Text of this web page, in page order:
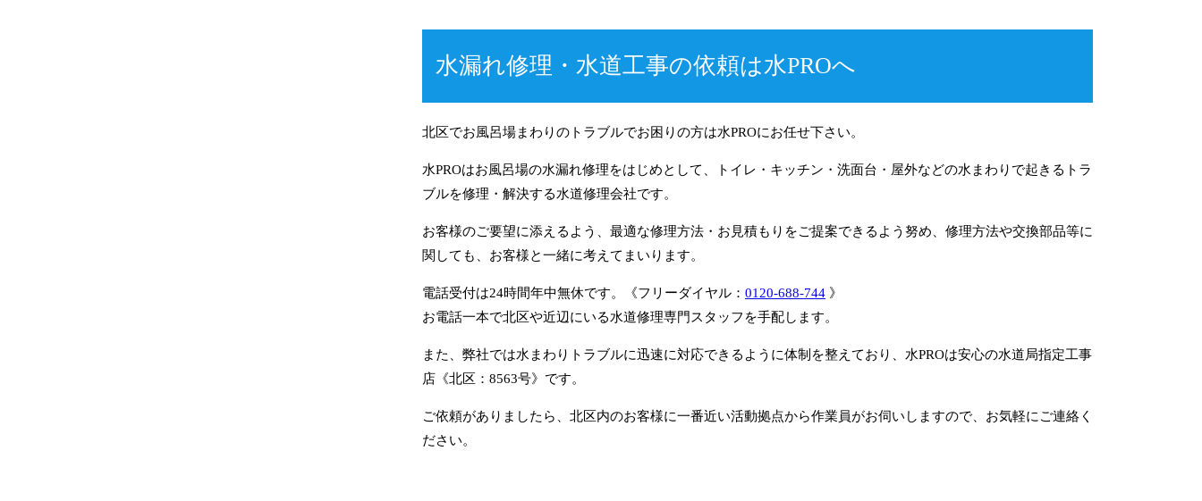
水漏れ修理・水道工事の依頼は水PROへ
北区でお風呂場まわりのトラブルでお困りの方は水PROにお任せ下さい。
水PROはお風呂場の水漏れ修理をはじめとして、トイレ・キッチン・洗面台・屋外などの水まわりで起きるトラ
ブルを修理・解決する水道修理会社です。
お客様のご要望に添えるよう、最適な修理方法・お見積もりをご提案できるよう努め、修理方法や交換部品等に
関しても、お客様と一緒に考えてまいります。
電話受付は24時間年中無休です。《フリーダイヤル： 0120-688-744 》
お電話一本で北区や近辺にいる水道修理専門スタッフを手配します。
また、弊社では水まわりトラブルに迅速に対応できるように体制を整えており、水PROは安心の水道局指定工事
店《北区：8563号》です。
ご依頼がありましたら、北区内のお客様に一番近い活動拠点から作業員がお伺いしますので、お気軽にご連絡く
ださい。